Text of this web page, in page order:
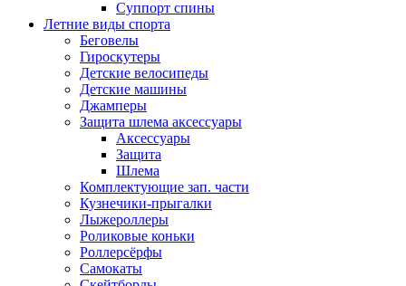
Суппорт спины
Летние виды спорта
Беговелы
Гироскутеры
Детские велосипеды
Детские машины
Джамперы
Защита шлема аксессуары
Аксессуары
Защита
Шлема
Комплектующие зап. части
Кузнечики-прыгалки
Лыжероллеры
Роликовые коньки
Роллерсёрфы
Самокаты